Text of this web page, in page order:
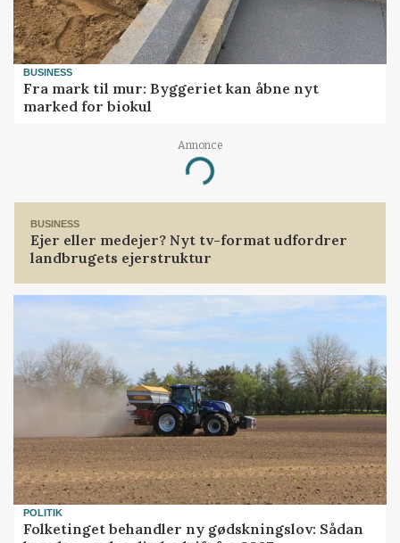
BUSINESS
Fra mark til mur: Byggeriet kan åbne nyt
marked for biokul
Annonce
Loading...
BUSINESS
Ejer eller medejer? Nyt tv-format udfordrer
landbrugets ejerstruktur
POLITIK
Folketinget behandler ny gødskningslov: Sådan